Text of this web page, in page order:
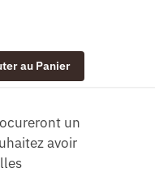
au Panier
un
avoir